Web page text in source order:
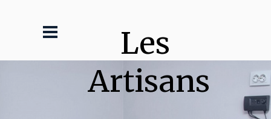
Les
Artisans